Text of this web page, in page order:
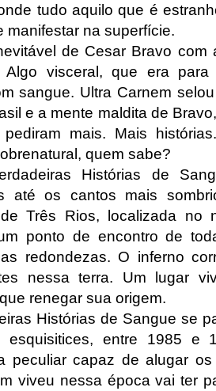
tudo aquilo que é
manifestar na superfície.
de Cesar Bravo
Algo visceral, que era
sangue. Ultra Carnem
e a mente maldita de
mais. Mais
quem sabe?
Histórias de
até os cantos mais
Três Rios, localizada no
ponto de encontro de
redondezas. O inferno
nessa terra. Um lugar
renegar sua origem.
Histórias de Sangue se
esquisitices, entre 1985 e
peculiar capaz de alugar
viveu nessa época vai ter